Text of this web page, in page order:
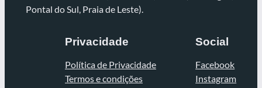
Pontal do Sul, Praia de Leste).
Privacidade
Política de Privacidade
Termos e condições
Social
Facebook
Instagram